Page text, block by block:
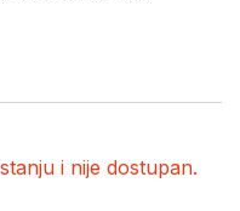
i nije dostupan.